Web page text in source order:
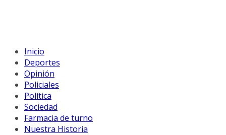
Inicio
Deportes
Opinión
Policiales
Política
Sociedad
Farmacia de turno
Nuestra Historia